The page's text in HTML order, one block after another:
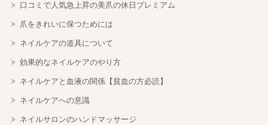
口コミで人気急上昇の美爪の休日プレミアム
爪をきれいに保つためには
ネイルケアの道具について
効果的なネイルケアのやり方
ネイルケアと血液の関係【貧血の方必読】
ネイルケアへの意識
ネイルサロンのハンドマッサージ